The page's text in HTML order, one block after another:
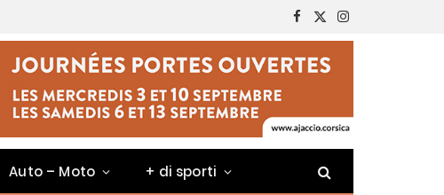
Facebook
X
(Twitter)
Instagram
Auto – Moto + di sporti